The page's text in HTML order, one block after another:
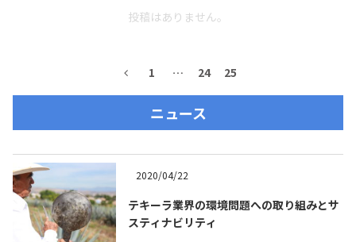
投稿はありません。
1 … 24 25
ニュース
2020/04/22
テキーラ業界の環境問題への取り組みとサ
スティナビリティ